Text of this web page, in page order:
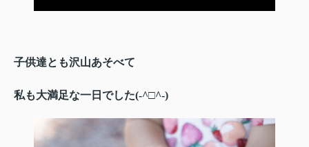
子供達とも沢山あそべて
私も大満足な一日でした(-^□^-)